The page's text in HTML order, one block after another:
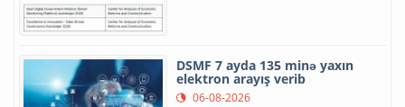
DSMF 7 ayda 135 minə yaxın
elektron arayış verib
06-08-2026